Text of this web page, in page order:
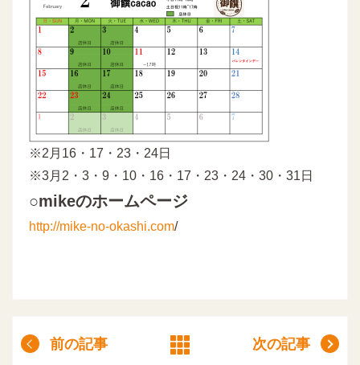
※2月16・17・23・24日
※3月2・3・9・10・16・17・23・24・30・31日
○mikeのホームページ
http://mike-no-okashi.com/
前の記事 次の記事